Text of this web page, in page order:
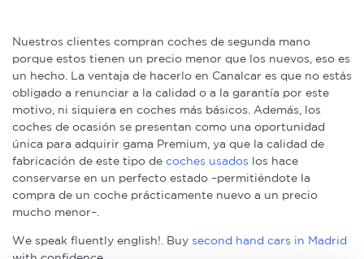
Nuestros clientes compran coches de segunda mano
porque estos tienen un precio menor que los nuevos, eso es
un hecho. La ventaja de hacerlo en Canalcar es que no estás
obligado a renunciar a la calidad o a la garantía por este
motivo, ni siquiera en coches más básicos. Además, los
coches de ocasión se presentan como una oportunidad
única para adquirir gama Premium, ya que la calidad de
fabricación de este tipo de coches usados los hace
conservarse en un perfecto estado –permitiéndote la
compra de un coche prácticamente nuevo a un precio
mucho menor–.
We speak fluently english!. Buy second hand cars in Madrid